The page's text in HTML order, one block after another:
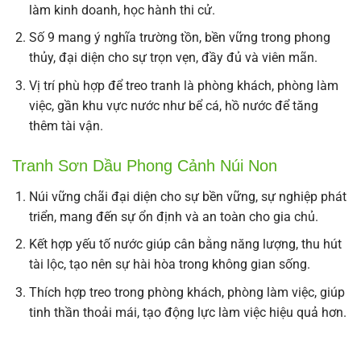
làm kinh doanh, học hành thi cử.
Số 9 mang ý nghĩa trường tồn, bền vững trong phong
thủy, đại diện cho sự trọn vẹn, đầy đủ và viên mãn.
Vị trí phù hợp để treo tranh là phòng khách, phòng làm
việc, gần khu vực nước như bể cá, hồ nước để tăng
thêm tài vận.
Tranh Sơn Dầu Phong Cảnh Núi Non
Núi vững chãi đại diện cho sự bền vững, sự nghiệp phát
triển, mang đến sự ổn định và an toàn cho gia chủ.
Kết hợp yếu tố nước giúp cân bằng năng lượng, thu hút
tài lộc, tạo nên sự hài hòa trong không gian sống.
Thích hợp treo trong phòng khách, phòng làm việc, giúp
tinh thần thoải mái, tạo động lực làm việc hiệu quả hơn.